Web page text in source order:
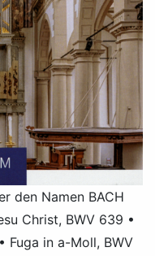
den Namen BACH
Christ, BWV 639 •
Fuga in a-Moll, BWV